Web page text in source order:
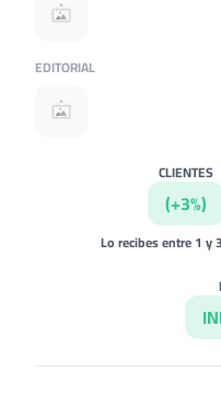
EDITORIAL
CLIENTES
(+3%)
Lo recibes entre 1 y